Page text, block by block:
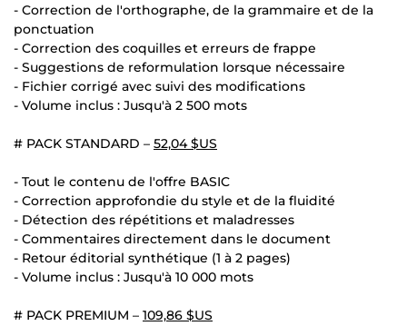
- Correction de l'orthographe, de la grammaire et de la
ponctuation
- Correction des coquilles et erreurs de frappe
- Suggestions de reformulation lorsque nécessaire
- Fichier corrigé avec suivi des modifications
- Volume inclus : Jusqu'à 2 500 mots
# PACK STANDARD – 52,04 $US
- Tout le contenu de l'offre BASIC
- Correction approfondie du style et de la fluidité
- Détection des répétitions et maladresses
- Commentaires directement dans le document
- Retour éditorial synthétique (1 à 2 pages)
- Volume inclus : Jusqu'à 10 000 mots
# PACK PREMIUM – 109,86 $US